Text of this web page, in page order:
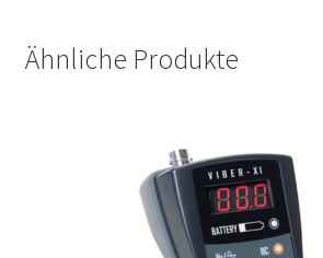
Ähnliche Produkte